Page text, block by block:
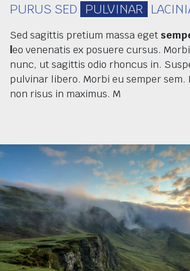
PURUS SED PULVINAR
Sed sagittis pretium massa eget
eo venenatis ex posuere cursus.
nunc, ut sagittis odio rhoncus in.
pulvinar libero. Morbi eu semper sem.
non risus in maximus. M